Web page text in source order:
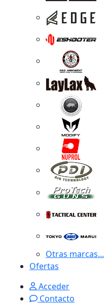
Otras marcas...
Ofertas
Acceder
Contacto